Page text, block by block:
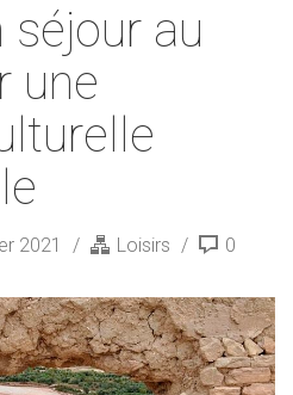
séjour au
une
2021 Loisirs 0